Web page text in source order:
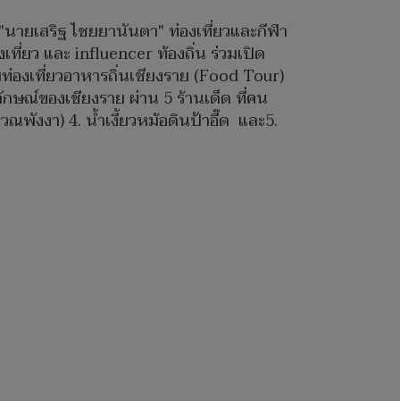
ายเสริฐ ไชยยานันตา" ท่องเที่ยวและกีฬา
ที่ยว และ influencer ท้องถิ่น ร่วมเปิด
องเที่ยวอาหารถิ่นเชียงราย (Food Tour)
ษณ์ของเชียงราย ผ่าน 5 ร้านเด็ด ที่คน
ณพังงา) 4. น้ำเงี้ยวหม้อดินป้าอี๊ด และ5.